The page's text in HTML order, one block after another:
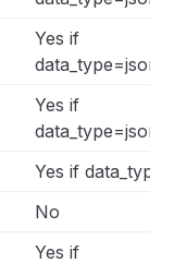
Yes if
Yes if
Yes if
No
Yes if